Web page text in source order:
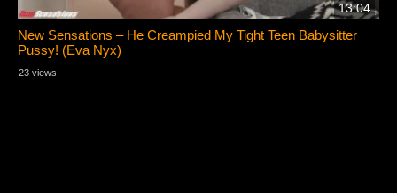
13:04
New Sensations – He Creampied My Tight Teen Babysitter
Pussy! (Eva Nyx)
23 views